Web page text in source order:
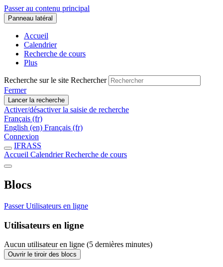
Passer au contenu principal
Panneau latéral
Accueil
Calendrier
Recherche de cours
Plus
Recherche sur le site Rechercher
Fermer
Lancer la recherche
Activer/désactiver la saisie de recherche
Français ‎(fr)‎
English ‎(en)‎ Français ‎(fr)‎
Connexion
IFRASS
Accueil CalendrierRecherche de cours
Blocs
Passer Utilisateurs en ligne
Utilisateurs en ligne
Aucun utilisateur en ligne (5 dernières minutes)
Ouvrir le tiroir des blocs